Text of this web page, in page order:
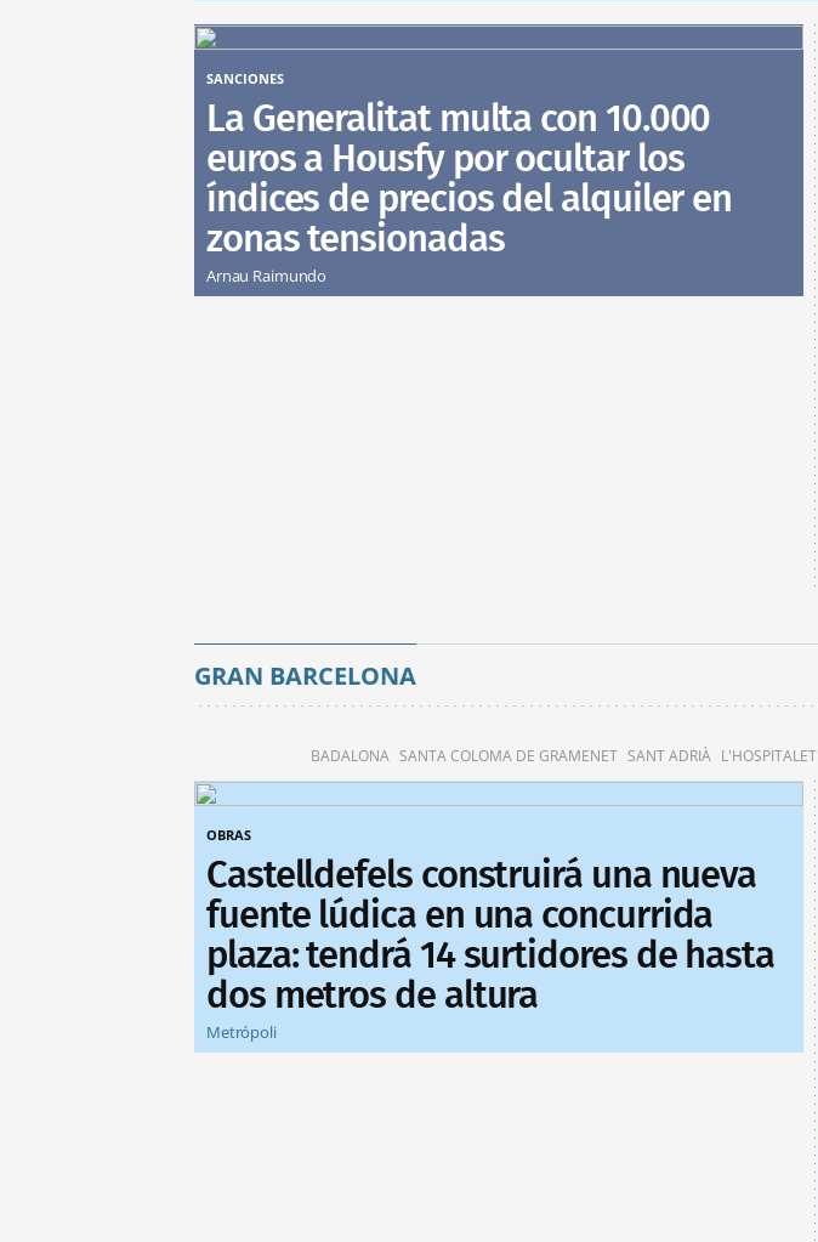
SANCIONES
La Generalitat multa con 10.000
euros a Housfy por ocultar los
índices de precios del alquiler en
zonas tensionadas
Arnau Raimundo
GRAN BARCELONA
BADALONA SANTA COLOMA DE GRAMENET SANT ADRIÀ L'HOSPITALET
OBRAS
Castelldefels construirá una nueva
fuente lúdica en una concurrida
plaza: tendrá 14 surtidores de hasta
dos metros de altura
Metrópoli